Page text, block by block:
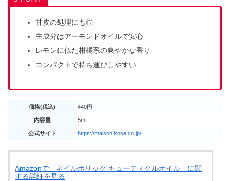
甘皮の処理にも◎
主成分はアーモンドオイルで安心
レモンに似た柑橘系の爽やかな香り
コンパクトで持ち運びしやすい
価格(税込) 440円
内容量 5mL
公式サイト https://maison.kose.co.jp/
Amazonで「ネイルホリック キューティクルオイル」に関
する詳細を見る